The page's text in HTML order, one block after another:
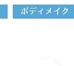
ボディメイク